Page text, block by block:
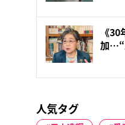
《
加…“
人気タグ